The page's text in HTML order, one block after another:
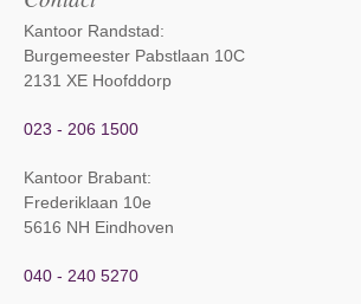
Kantoor Randstad:
Burgemeester Pabstlaan 10C
2131 XE Hoofddorp
023 - 206 1500
Kantoor Brabant:
Frederiklaan 10e
5616 NH Eindhoven
040 - 240 5270